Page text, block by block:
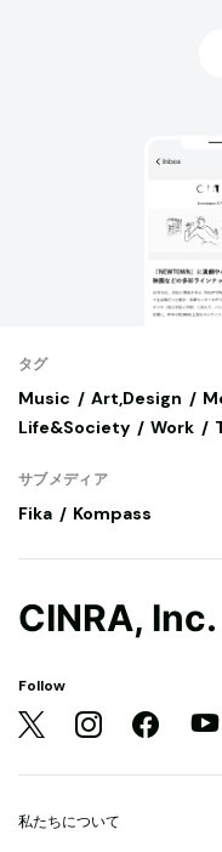
タグ
Music Art,Design
Life&Society
Work
サブメディア
Fika Kompass
CINRA, Inc.
Follow
私たちについて